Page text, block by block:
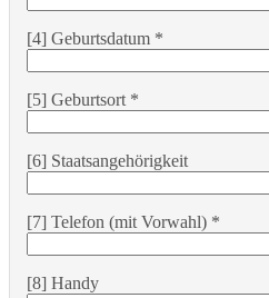
[4] Geburtsdatum *
[5] Geburtsort *
[6] Staatsangehörigkeit
[7] Telefon (mit Vorwahl) *
[8] Handy